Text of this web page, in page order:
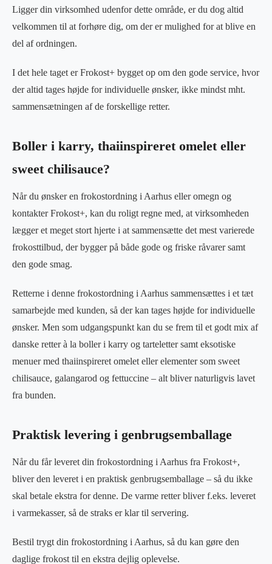
Ligger din virksomhed udenfor dette område, er du dog altid
velkommen til at forhøre dig, om der er mulighed for at blive en
del af ordningen.
I det hele taget er Frokost+ bygget op om den gode service, hvor
der altid tages højde for individuelle ønsker, ikke mindst mht.
sammensætningen af de forskellige retter.
Boller i karry, thaiinspireret omelet eller
sweet chilisauce?
Når du ønsker en frokostordning i Aarhus eller omegn og
kontakter Frokost+, kan du roligt regne med, at virksomheden
lægger et meget stort hjerte i at sammensætte det mest varierede
frokosttilbud, der bygger på både gode og friske råvarer samt
den gode smag.
Retterne i denne frokostordning i Aarhus sammensættes i et tæt
samarbejde med kunden, så der kan tages højde for individuelle
ønsker. Men som udgangspunkt kan du se frem til et godt mix af
danske retter à la boller i karry og tarteletter samt eksotiske
menuer med thaiinspireret omelet eller elementer som sweet
chilisauce, galangarod og fettuccine – alt bliver naturligvis lavet
fra bunden.
Praktisk levering i genbrugsemballage
Når du får leveret din frokostordning i Aarhus fra Frokost+,
bliver den leveret i en praktisk genbrugsemballage – så du ikke
skal betale ekstra for denne. De varme retter bliver f.eks. leveret
i varmekasser, så de straks er klar til servering.
Bestil trygt din frokostordning i Aarhus, så du kan gøre den
daglige frokost til en ekstra dejlig oplevelse.